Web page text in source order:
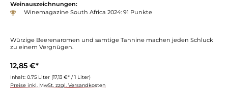
Weinauszeichnungen:
Winemagazine South Africa 2024: 91 Punkte
Würzige Beerenaromen und samtige Tannine machen jeden Schluck
zu einem Vergnügen.
12,85 €*
Inhalt: 0.75 Liter (17,13 €* / 1 Liter)
Preise inkl. MwSt. zzgl. Versandkosten